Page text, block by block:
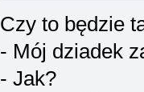
Czy to będzie
- Mój dziadek
- Jak?